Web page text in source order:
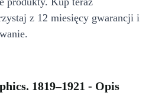
z 12 miesięcy gwarancji i
1819–1921 - Opis